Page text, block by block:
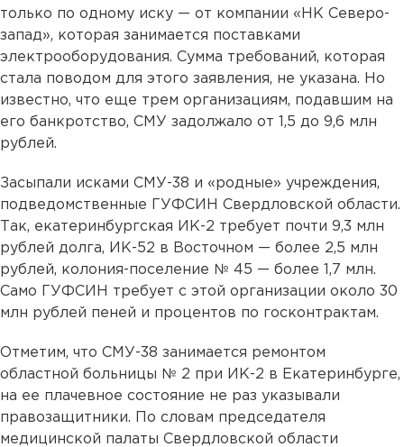
только по одному иску — от компании «НК Северо-
запад», которая занимается поставками
электрооборудования. Сумма требований, которая
стала поводом для этого заявления, не указана. Но
известно, что еще трем организациям, подавшим на
его банкротство, СМУ задолжало от 1,5 до 9,6 млн
рублей.
Засыпали исками СМУ-38 и «родные» учреждения,
подведомственные ГУФСИН Свердловской области.
Так, екатеринбургская ИК-2 требует почти 9,3 млн
рублей долга, ИК-52 в Восточном — более 2,5 млн
рублей, колония-поселение № 45 — более 1,7 млн.
Само ГУФСИН требует с этой организации около 30
млн рублей пеней и процентов по госконтрактам.
Отметим, что СМУ-38 занимается ремонтом
областной больницы № 2 при ИК-2 в Екатеринбурге,
на ее плачевное состояние не раз указывали
правозащитники. По словам председателя
медицинской палаты Свердловской области